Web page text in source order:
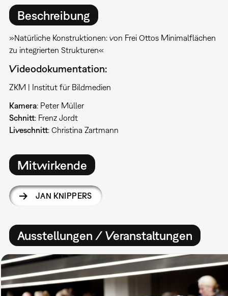
Beschreibung
»Natürliche Konstruktionen: von Frei Ottos Minimalflächen
zu integrierten Strukturen«
Videodokumentation:
ZKM | Institut für Bildmedien
Kamera: Peter Müller
Schnitt: Frenz Jordt
Liveschnitt: Christina Zartmann
Mitwirkende
JAN KNIPPERS
Ausstellungen / Veranstaltungen